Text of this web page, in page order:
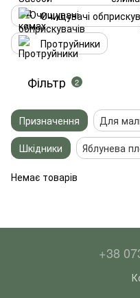
Очищувачі
Протруйники
Фільтр 2
Призначення
Для
Шкідники
Яблунева
Немає товарів
+38